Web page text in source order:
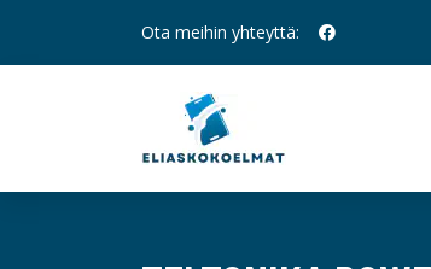
Ota meihin yhteyttä: